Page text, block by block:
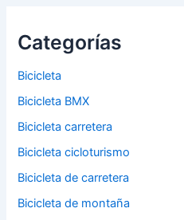
Categorías
Bicicleta
Bicicleta BMX
Bicicleta carretera
Bicicleta cicloturismo
Bicicleta de carretera
Bicicleta de montaña